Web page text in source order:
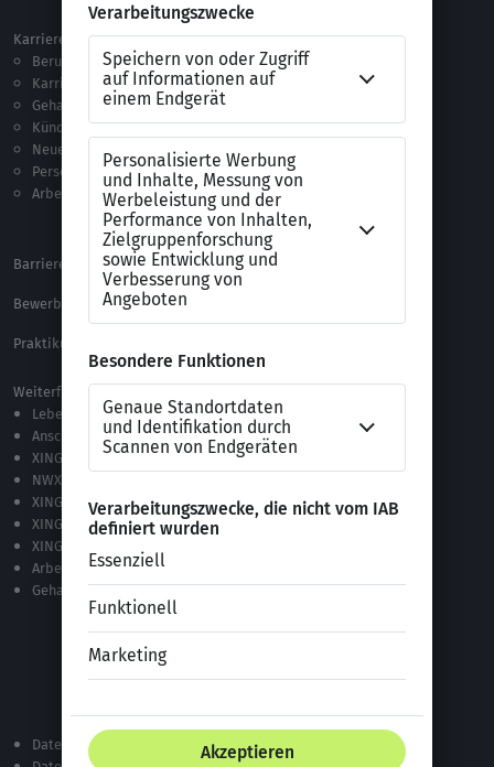
Karriere
Berufseinstieg
Karriere machen
Gehalt
Kündigung
Neue Arbeitswelt
Personalführung
Arbeitsrecht
Vorlagen & Tests
Anschreiben-Vorlagen
Lebenslauf-Vorlagen
Checklisten
Testverfahren
Alle Word-Dateien
Alle Downloads
Barrierefreiheitserklärung
XING Impressum
Bewerbungs-FAQ
Praktikum Online Marketing
Weiterführende Links
Lebenslauf-Editor
Anschreiben-Editor
XING Stellenmarkt
NWX – „Alles zur Zukunft der Arbeit“
XING Campus
XING News
XING ProJobs
Arbeitgeber-Bewertungen
Gehaltsvergleich
Datenschutzerklärung